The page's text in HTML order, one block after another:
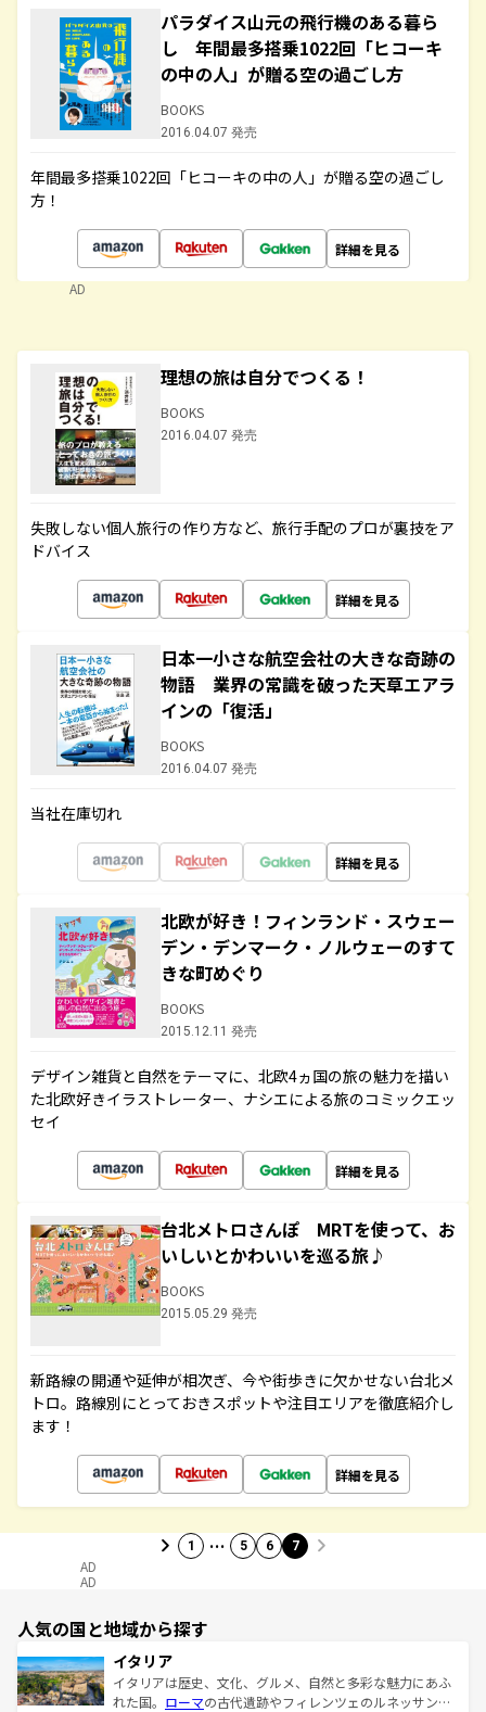
パラダイス山元の飛行機のある暮ら
し 年間最多搭乗1022回「ヒコーキ
の中の人」が贈る空の過ごし方
BOOKS
2016.04.07 発売
年間最多搭乗1022回「ヒコーキの中の人」が贈る空の過ごし
方！
詳細を見る
AD
理想の旅は自分でつくる！
BOOKS
2016.04.07 発売
失敗しない個人旅行の作り方など、旅行手配のプロが裏技をア
ドバイス
詳細を見る
日本一小さな航空会社の大きな奇跡の
物語 業界の常識を破った天草エアラ
インの「復活」
BOOKS
2016.04.07 発売
当社在庫切れ
詳細を見る
北欧が好き！フィンランド・スウェー
デン・デンマーク・ノルウェーのすて
きな町めぐり
BOOKS
2015.12.11 発売
デザイン雑貨と自然をテーマに、北欧4ヵ国の旅の魅力を描い
た北欧好きイラストレーター、ナシエによる旅のコミックエッ
セイ
詳細を見る
台北メトロさんぽ MRTを使って、お
いしいとかわいいを巡る旅♪
BOOKS
2015.05.29 発売
新路線の開通や延伸が相次ぎ、今や街歩きに欠かせない台北メ
トロ。路線別にとっておきスポットや注目エリアを徹底紹介し
ます！
詳細を見る
1 … 5 6 7
AD
AD
人気の国と地域から探す
イタリア
イタリアは歴史、文化、グルメ、自然と多彩な魅力にあふ
れた国。 ローマの古代遺跡やフィレンツェのルネッサンス